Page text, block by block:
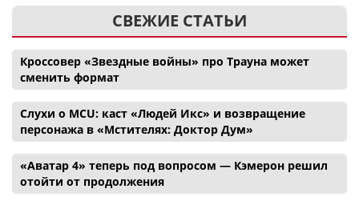
СВЕЖИЕ СТАТЬИ
Кроссовер «Звездные войны» про Трауна может
сменить формат
Слухи о MCU: каст «Людей Икс» и возвращение
персонажа в «Мстителях: Доктор Дум»
«Аватар 4» теперь под вопросом — Кэмерон решил
отойти от продолжения